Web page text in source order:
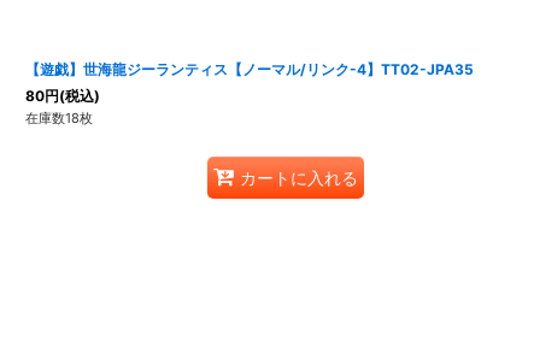
【遊戯】世海龍ジーランティス【ノーマル/リンク-4】TT02-JPA35
80円(税込)
在庫数18枚
カートに入れる